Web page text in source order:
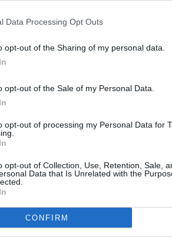
Data Processing Opt Outs
opt-out of the Sharing of my personal data.
opt-out of the Sale of my Personal Data.
opt-out of processing my Personal Data for
opt-out of Collection, Use, Retention, Sale,
Data that Is Unrelated with the
CONFIRM
risultati visibili, con molti
Gli ingredienti naturali
la loro capacità di nutrire e idratare
prezzo vantaggioso della
di usufruire di sconti e
prendersi cura dei propri
per piedi idratante Footea
pelle dei piedi. Grazie alla sua
Footea si distingue come